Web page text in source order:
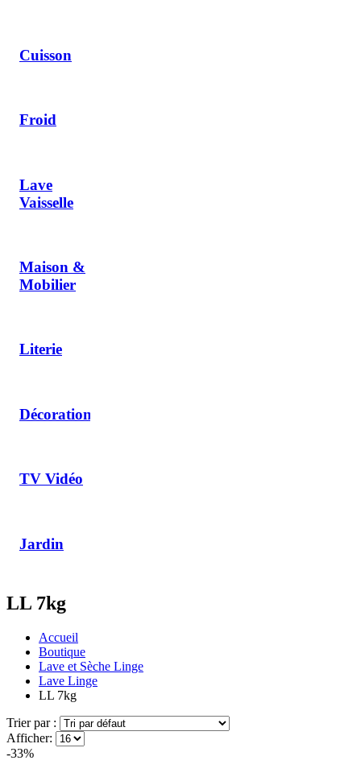
Cuisson
Froid
Lave
Vaisselle
Maison &
Mobilier
Literie
Décoration
TV Vidéo
Jardin
LL 7kg
Accueil
Boutique
Lave et Sèche Linge
Lave Linge
LL 7kg
Trier par :
Afficher:
-33%